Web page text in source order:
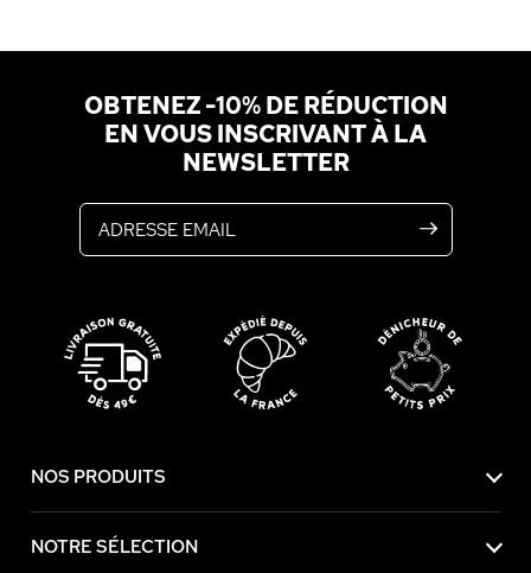
OBTENEZ -10% DE RÉDUCTION
EN VOUS INSCRIVANT À LA
NEWSLETTER
NOS PRODUITS
NOTRE SÉLECTION